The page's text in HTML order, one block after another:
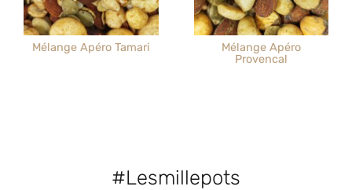
Mélange Apéro Tamari
Mélange Apéro
Provencal
#Lesmillepots